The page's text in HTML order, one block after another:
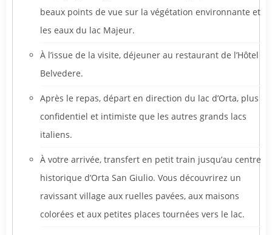
beaux points de vue sur la végétation environnante et
les eaux du lac Majeur.
À l’issue de la visite, déjeuner au restaurant de l’Hôtel
Belvedere.
Après le repas, départ en direction du lac d’Orta, plus
confidentiel et intimiste que les autres grands lacs
italiens.
À votre arrivée, transfert en petit train jusqu’au centre
historique d’Orta San Giulio. Vous découvrirez un
ravissant village aux ruelles pavées, aux maisons
colorées et aux petites places tournées vers le lac.